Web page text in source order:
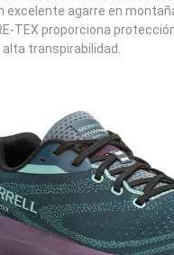
excelente agarre en
TEX proporciona
transpirabilidad.